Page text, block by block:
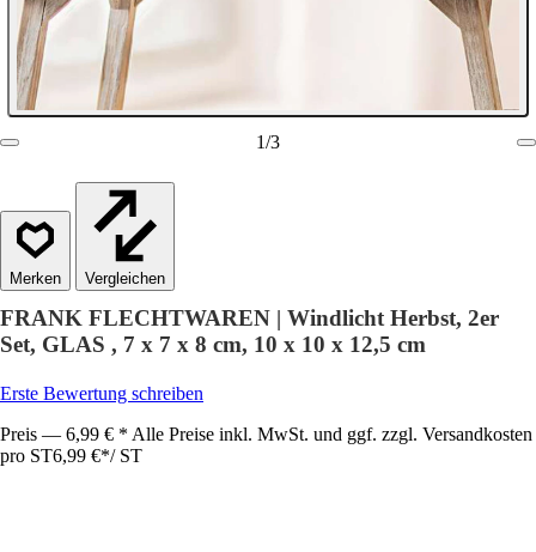
1/3
Vergleichen
FRANK FLECHTWAREN | Windlicht Herbst, 2er
Set, GLAS , 7 x 7 x 8 cm, 10 x 10 x 12,5 cm
Erste Bewertung schreiben
Preis — 6,99 € * Alle Preise inkl. MwSt. und ggf. zzgl. Versandkosten
pro ST6,99 €*/ ST